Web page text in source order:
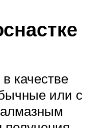
качестве
или с